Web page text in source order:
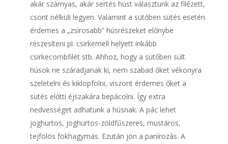
akár szárnyas, akár sertés húst választunk az filézett,
csont nélküli legyen. Valamint a sütőben sütés esetén
érdemes a „zsírosabb” húsrészeket előnybe
részesíteni pl. csirkemell helyett inkább
csirkecombfilét stb. Ahhoz, hogy a sütőben sült
húsok ne száradjanak ki, nem szabad őket vékonyra
szeletelni és kiklopfolni, viszont érdemes őket a
sütés előtti éjszakára bepácolni. Így extra
nedvességet adhatunk a húsnak. A pác lehet
joghurtos, joghurtos-zöldfűszeres, mustáros,
tejfölös fokhagymás. Ezután jön a panírozás. A